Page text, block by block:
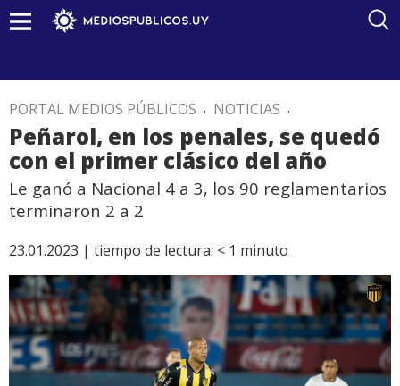
PORTAL MEDIOS PÚBLICOS . NOTICIAS .
Peñarol, en los penales, se quedó
con el primer clásico del año
Le ganó a Nacional 4 a 3, los 90 reglamentarios
terminaron 2 a 2
23.01.2023 | tiempo de lectura: < 1 minuto